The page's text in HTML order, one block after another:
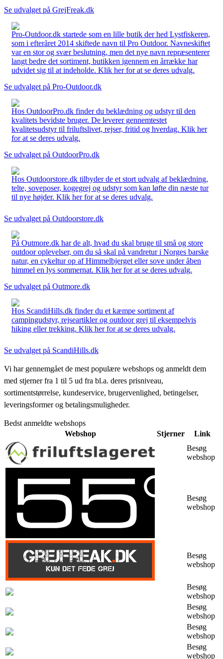
Se udvalget på GrejFreak.dk
Pro-Outdoor.dk startede som en lille butik der hed Lystfiskeren,
som i efteråret 2014 skiftede navn til Pro Outdoor. Navneskiftet
var en stor og svær beslutning, men det nye navn repræsenterer
langt bedre det sortiment, butikken igennem en årrække har
udvidet sig til at indeholde. Klik her for at se deres udvalg.
Se udvalget på Pro-Outdoor.dk
Hos OutdoorPro.dk finder du beklædning og udstyr til den
kvalitets bevidste bruger. De leverer gennemtestet
kvalitetsudstyr til friluftslivet, rejser, fritid og hverdag. Klik her
for at se deres udvalg.
Se udvalget på OutdoorPro.dk
Hos Outdoorstore.dk tilbyder de et stort udvalg af beklædning,
telte, soveposer, kogegrej og udstyr som kan løfte din næste tur
til nye højder. Klik her for at se deres udvalg.
Se udvalget på Outdoorstore.dk
På Outmore.dk har de alt, hvad du skal bruge til små og store
outdoor oplevelser, om du så skal på vandretur i Norges barske
natur, en cykeltur op af Himmelbjerget eller sove under åben
himmel en lys sommernat. Klik her for at se deres udvalg.
Se udvalget på Outmore.dk
Hos ScandiHills.dk finder du et kæmpe sortiment af
campingudstyr, rejseartikler og outdoor grej til eksempelvis
hiking eller trekking. Klik her for at se deres udvalg.
Se udvalget på ScandiHills.dk
Vi har gennemgået de mest populære webshops og anmeldt dem
med stjerner fra 1 til 5 ud fra bl.a. deres prisniveau,
sortimentstørrelse, kundeservice, brugervenlighed, betingelser,
leveringsformer og betalingsmuligheder.
Bedst anmeldte webshops
Webshop
Stjerner
Link
Besøg
webshop
Besøg
webshop
Besøg
webshop
Besøg
webshop
Besøg
webshop
Besøg
webshop
Besøg
webshop